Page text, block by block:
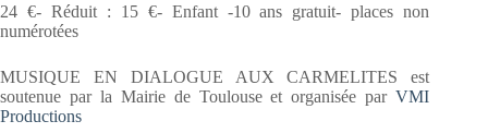
24 €- Réduit : 15 €- Enfant -10 ans gratuit- places non
numérotées
MUSIQUE EN DIALOGUE AUX CARMELITES est
soutenue par la Mairie de Toulouse et organisée parVMI
Productions